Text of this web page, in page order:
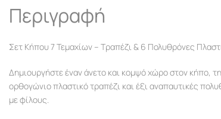
Περιγραφή
Σετ Κήπου 7 Τεμαχίων – Τραπέζι & 6 Πολυθρόνες
Δημιουργήστε έναν άνετο και κομψό χώρο στον κήπο,
ορθογώνιο πλαστικό τραπέζι και έξι αναπαυτικές
με φίλους.